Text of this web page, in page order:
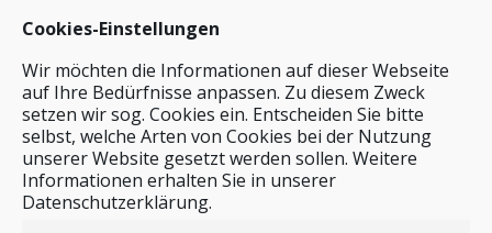
Cookies-Einstellungen
Wir möchten die Informationen auf dieser Webseite
auf Ihre Bedürfnisse anpassen. Zu diesem Zweck
setzen wir sog. Cookies ein. Entscheiden Sie bitte
selbst, welche Arten von Cookies bei der Nutzung
unserer Website gesetzt werden sollen. Weitere
Informationen erhalten Sie in unserer
Datenschutzerklärung.
Stichwortsuche